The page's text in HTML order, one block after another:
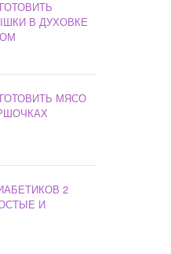
В ДУХОВКЕ
МЯСО
2
И